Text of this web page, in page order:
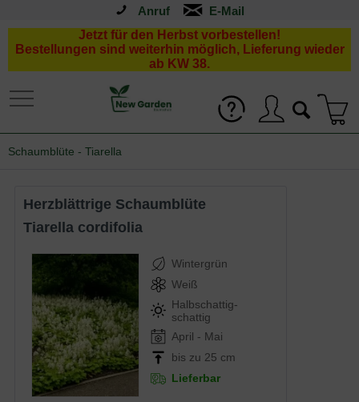
Anruf
Jetzt für den Herbst vorbestellen!
Bestellungen sind weiterhin möglich, Lieferung wieder
ab KW 38.
Schaumblüte - Tiarella
Herzblättrige Schaumblüte
Tiarella cordifolia
Wintergrün
Weiß
Halbschattig-
schattig
April - Mai
bis zu 25 cm
Lieferbar